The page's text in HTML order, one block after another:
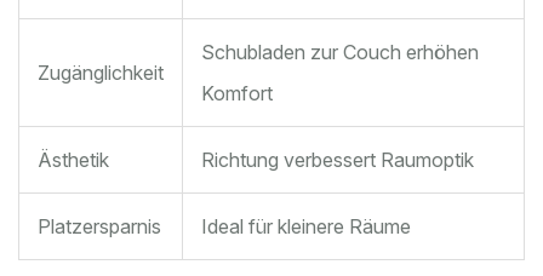
Zugänglichkeit
Schubladen zur Couch erhöhen
Komfort
Ästhetik Richtung verbessert Raumoptik
Platzersparnis Ideal für kleinere Räume